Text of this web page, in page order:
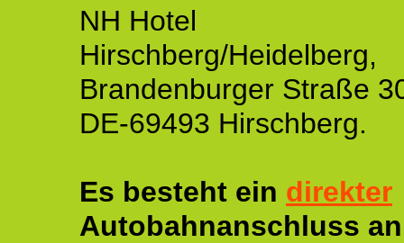
NH Hotel
Hirschberg/Heidelberg,
Brandenburger Straße
DE-69493 Hirschberg.
Es besteht ein direkter
Autobahnanschluss